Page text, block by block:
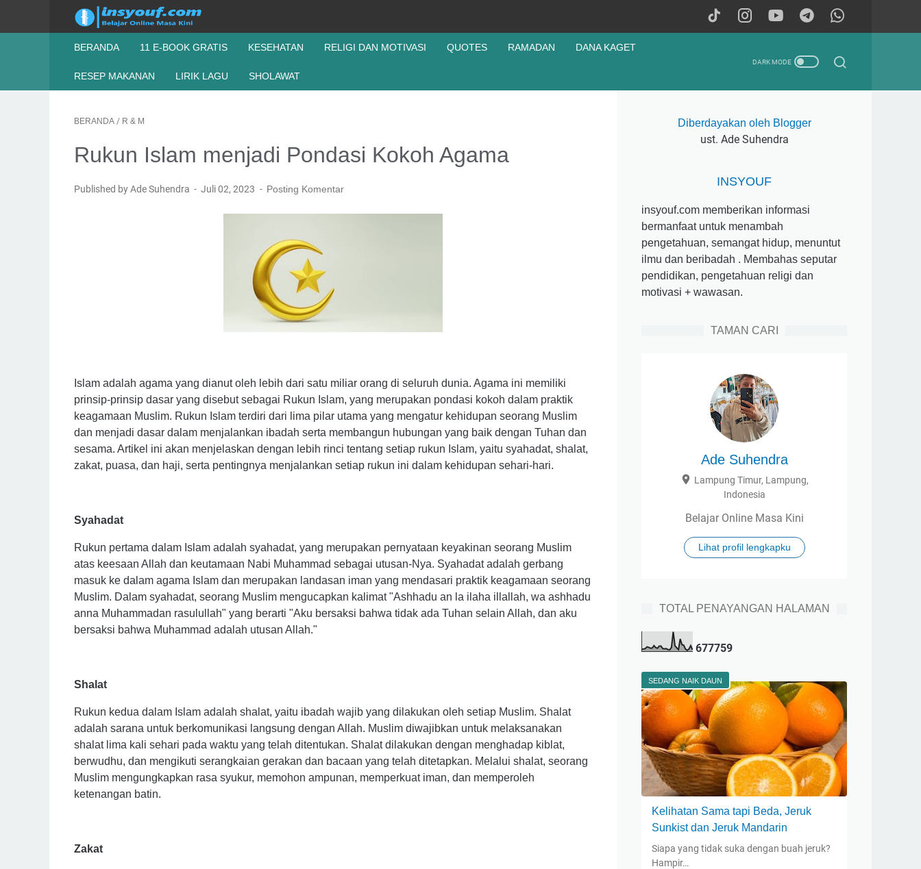
BERANDA 11 E-BOOK GRATIS KESEHATAN RELIGI DAN MOTIVASI QUOTES RAMADAN DANA KAGET
RESEP MAKANAN LIRIK LAGU SHOLAWAT
BERANDA / R & M
Rukun Islam menjadi Pondasi Kokoh Agama
Published by Ade Suhendra Juli 02, 2023 Posting Komentar
Islam adalah agama yang dianut oleh lebih dari satu miliar orang di seluruh dunia. Agama ini memiliki
prinsip-prinsip dasar yang disebut sebagai Rukun Islam, yang merupakan pondasi kokoh dalam praktik
keagamaan Muslim. Rukun Islam terdiri dari lima pilar utama yang mengatur kehidupan seorang Muslim
dan menjadi dasar dalam menjalankan ibadah serta membangun hubungan yang baik dengan Tuhan dan
sesama. Artikel ini akan menjelaskan dengan lebih rinci tentang setiap rukun Islam, yaitu syahadat, shalat,
zakat, puasa, dan haji, serta pentingnya menjalankan setiap rukun ini dalam kehidupan sehari-hari.
Syahadat
Rukun pertama dalam Islam adalah syahadat, yang merupakan pernyataan keyakinan seorang Muslim
atas keesaan Allah dan keutamaan Nabi Muhammad sebagai utusan-Nya. Syahadat adalah gerbang
masuk ke dalam agama Islam dan merupakan landasan iman yang mendasari praktik keagamaan seorang
Muslim. Dalam syahadat, seorang Muslim mengucapkan kalimat "Ashhadu an la ilaha illallah, wa ashhadu
anna Muhammadan rasulullah" yang berarti "Aku bersaksi bahwa tidak ada Tuhan selain Allah, dan aku
bersaksi bahwa Muhammad adalah utusan Allah."
Shalat
Rukun kedua dalam Islam adalah shalat, yaitu ibadah wajib yang dilakukan oleh setiap Muslim. Shalat
adalah sarana untuk berkomunikasi langsung dengan Allah. Muslim diwajibkan untuk melaksanakan
shalat lima kali sehari pada waktu yang telah ditentukan. Shalat dilakukan dengan menghadap kiblat,
berwudhu, dan mengikuti serangkaian gerakan dan bacaan yang telah ditetapkan. Melalui shalat, seorang
Muslim mengungkapkan rasa syukur, memohon ampunan, memperkuat iman, dan memperoleh
ketenangan batin.
Zakat
Diberdayakan oleh Blogger
ust. Ade Suhendra
INSYOUF
insyouf.com memberikan informasi
bermanfaat untuk menambah
pengetahuan, semangat hidup, menuntut
ilmu dan beribadah . Membahas seputar
pendidikan, pengetahuan religi dan
motivasi + wawasan.
TAMAN CARI
Ade Suhendra
Lampung Timur, Lampung,
Indonesia
Belajar Online Masa Kini
Lihat profil lengkapku
TOTAL PENAYANGAN HALAMAN
677759
SEDANG NAIK DAUN
Kelihatan Sama tapi Beda, Jeruk
Sunkist dan Jeruk Mandarin
Siapa yang tidak suka dengan buah jeruk?
Hampir…